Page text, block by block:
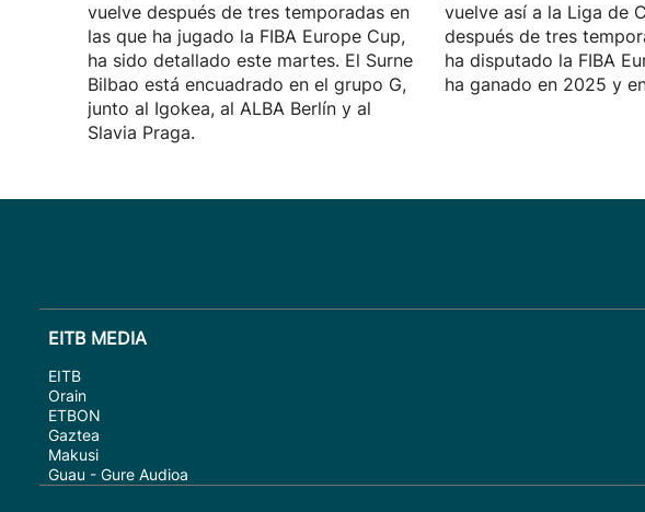
vuelve después de tres temporadas en
las que ha jugado la FIBA Europe Cup,
ha sido detallado este martes. El Surne
Bilbao está encuadrado en el grupo G,
junto al Igokea, al ALBA Berlín y al
Slavia Praga.
vuelve así a la Liga de
después de tres
ha disputado la FIBA
ha ganado en 2025 y
EITB MEDIA
EITB
Orain
ETBON
Gaztea
Makusi
Guau - Gure Audioa